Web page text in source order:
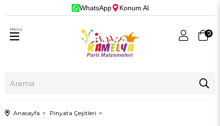
WhatsApp Konum Al
0
Menu
Anasayfa Pinyata Çeşitleri